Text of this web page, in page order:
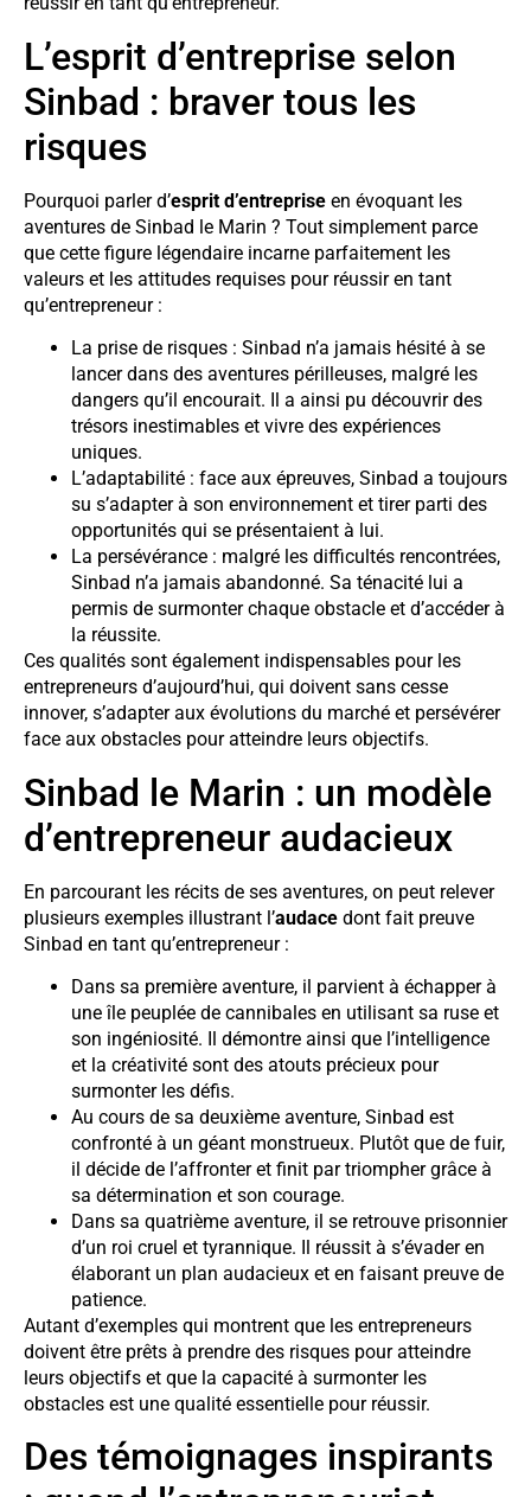
L’esprit d’entreprise selon
Sinbad : braver tous les
risques
Pourquoi parler d’esprit d’entreprise en évoquant les
aventures de Sinbad le Marin ? Tout simplement parce
que cette figure légendaire incarne parfaitement les
valeurs et les attitudes requises pour réussir en tant
qu’entrepreneur :
La prise de risques : Sinbad n’a jamais hésité à se
lancer dans des aventures périlleuses, malgré les
dangers qu’il encourait. Il a ainsi pu découvrir des
trésors inestimables et vivre des expériences
uniques.
L’adaptabilité : face aux épreuves, Sinbad a toujours
su s’adapter à son environnement et tirer parti des
opportunités qui se présentaient à lui.
La persévérance : malgré les difficultés rencontrées,
Sinbad n’a jamais abandonné. Sa ténacité lui a
permis de surmonter chaque obstacle et d’accéder à
la réussite.
Ces qualités sont également indispensables pour les
entrepreneurs d’aujourd’hui, qui doivent sans cesse
innover, s’adapter aux évolutions du marché et persévérer
face aux obstacles pour atteindre leurs objectifs.
Sinbad le Marin : un modèle
d’entrepreneur audacieux
En parcourant les récits de ses aventures, on peut relever
plusieurs exemples illustrant l’audace dont fait preuve
Sinbad en tant qu’entrepreneur :
Dans sa première aventure, il parvient à échapper à
une île peuplée de cannibales en utilisant sa ruse et
son ingéniosité. Il démontre ainsi que l’intelligence
et la créativité sont des atouts précieux pour
surmonter les défis.
Au cours de sa deuxième aventure, Sinbad est
confronté à un géant monstrueux. Plutôt que de fuir,
il décide de l’affronter et finit par triompher grâce à
sa détermination et son courage.
Dans sa quatrième aventure, il se retrouve prisonnier
d’un roi cruel et tyrannique. Il réussit à s’évader en
élaborant un plan audacieux et en faisant preuve de
patience.
Autant d’exemples qui montrent que les entrepreneurs
doivent être prêts à prendre des risques pour atteindre
leurs objectifs et que la capacité à surmonter les
obstacles est une qualité essentielle pour réussir.
Des témoignages inspirants